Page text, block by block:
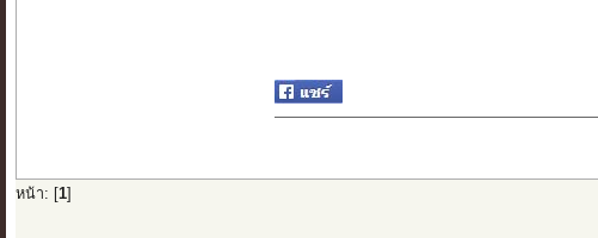
หน้า: [1